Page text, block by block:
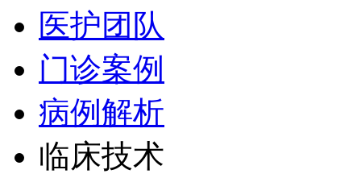
医护团队
门诊案例
病例解析
临床技术